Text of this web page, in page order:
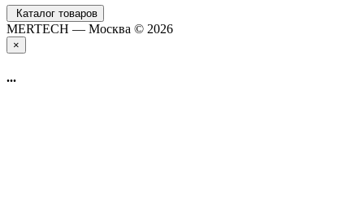
Каталог товаров
MERTECH — Москва © 2026
×
...